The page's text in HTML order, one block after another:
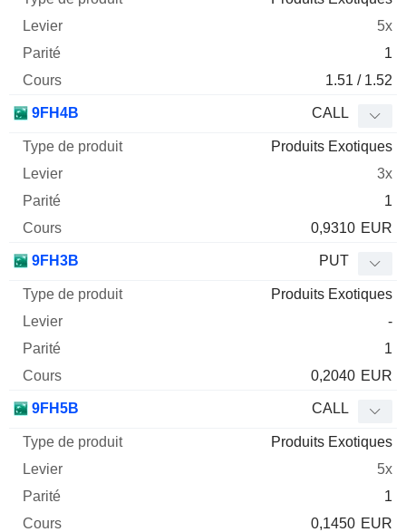
5x
1
1.51 / 1.52
9FH4B CALL
Produits Exotiques
3x
1
0,9310 EUR
9FH3B PUT
Produits Exotiques
-
1
0,2040 EUR
9FH5B CALL
Produits Exotiques
5x
1
0,1450 EUR